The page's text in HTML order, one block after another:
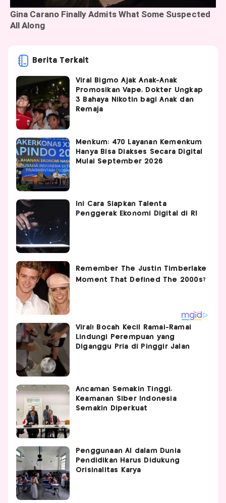
Berita Terkait
Viral Bigmo Ajak Anak-Anak
Promosikan Vape, Dokter Ungkap
3 Bahaya Nikotin bagi Anak dan
Remaja
Menkum: 470 Layanan Kemenkum
Hanya Bisa Diakses Secara Digital
Mulai September 2026
Ini Cara Siapkan Talenta
Penggerak Ekonomi Digital di RI
Viral! Bocah Kecil Ramai-Ramai
Lindungi Perempuan yang
Diganggu Pria di Pinggir Jalan
Ancaman Semakin Tinggi,
Keamanan Siber Indonesia
Semakin Diperkuat
Penggunaan AI dalam Dunia
Pendidikan Harus Didukung
Orisinalitas Karya